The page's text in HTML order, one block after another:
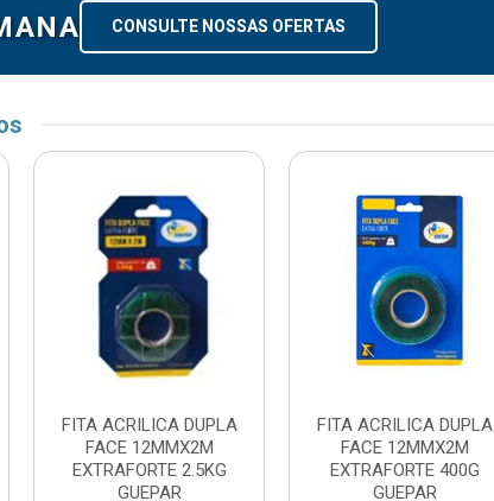
CONSULTE NOSSAS OFERTAS
FITA ACRILICA DUPLA
FACE 12MMX2M
EXTRAFORTE 2.5KG
GUEPAR
FITA ACRILICA DUPLA
FACE 12MMX2M
EXTRAFORTE 400G
GUEPAR